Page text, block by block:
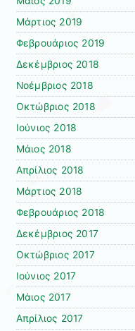
Μάρτιος 2019
Φεβρουάριος 2019
Δεκέμβριος 2018
Νοέμβριος 2018
Οκτώβριος 2018
Ιούνιος 2018
Μάιος 2018
Απρίλιος 2018
Μάρτιος 2018
Φεβρουάριος 2018
Δεκέμβριος 2017
Οκτώβριος 2017
Ιούνιος 2017
Μάιος 2017
Απρίλιος 2017